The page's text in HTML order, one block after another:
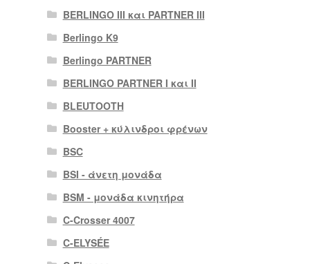
BERLINGO III και PARTNER III
Berlingo K9
Berlingo PARTNER
BERLINGO PARTNER I και II
BLEUTOOTH
Booster + κύλινδροι φρένων
BSC
BSI - άνετη μονάδα
BSM - μονάδα κινητήρα
C-Crosser 4007
C-ELYSÉE